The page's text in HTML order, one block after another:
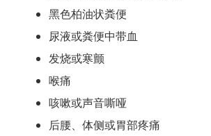
黑色柏油状粪便
尿液或粪便中带血
发烧或寒颤
喉痛
咳嗽或声音嘶哑
后腰、体侧或胃部疼痛